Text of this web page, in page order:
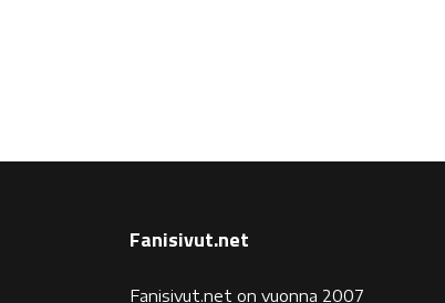
Fanisivut.net
Fanisivut.net on vuonna 2007